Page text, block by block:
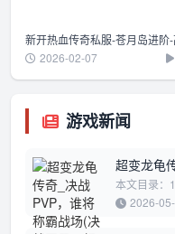
2026-02-07
游戏新闻
超变龙龟
国界，超
本文目录：
场2、决战
变龙龟传奇
2026-